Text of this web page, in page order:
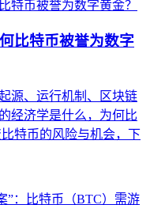
比特币被誉为数字
源、运行机制、区块链
经济学是什么，为何比
特币的风险与机会，下